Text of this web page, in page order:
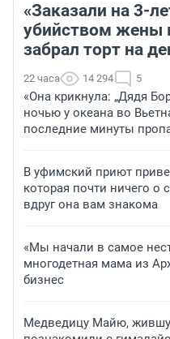
«Заказали на 3-
убийством жены
забрал торт на
22 часа 14 294 5
«Она крикнула: „Дядя
ночью у океана во
последние минуты
В уфимский приют
которая почти ничего о
вдруг она вам знакома
«Мы начали в самое
многодетная мама из
бизнес
Медведицу Майю,